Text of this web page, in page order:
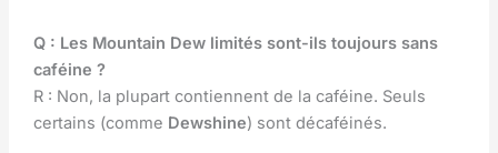
Q : Les Mountain Dew limités sont-ils toujours sans
caféine ?
R : Non, la plupart contiennent de la caféine. Seuls
certains (comme Dewshine) sont décaféinés.